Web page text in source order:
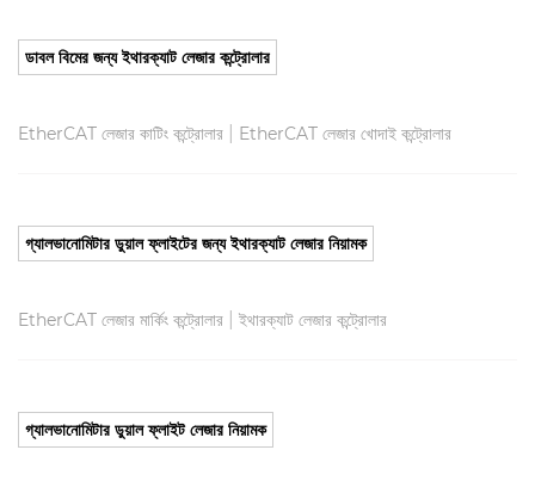
ডাবল বিমের জন্য ইথারক্যাট লেজার কন্ট্রোলার
EtherCAT লেজার কাটিং কন্ট্রোলার EtherCAT লেজার খোদাই কন্ট্রোলার
গ্যালভানোমিটার ডুয়াল ফ্লাইটের জন্য ইথারক্যাট লেজার নিয়ামক
EtherCAT লেজার মার্কিং কন্ট্রোলার ইথারক্যাট লেজার কন্ট্রোলার
গ্যালভানোমিটার ডুয়াল ফ্লাইট লেজার নিয়ামক